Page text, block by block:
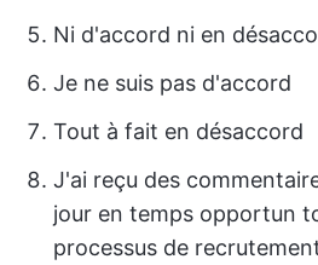
Ni d'accord ni en
Je ne suis pas d'accord
Tout à fait en désaccord
J'ai reçu des
jour en temps opportun
processus de